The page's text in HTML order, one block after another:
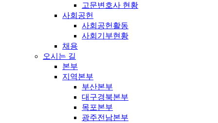
고문변호사 현황
사회공헌
사회공헌활동
사회기부현황
채용
오시는 길
본부
지역본부
부산본부
대구경북본부
목포본부
광주전남본부